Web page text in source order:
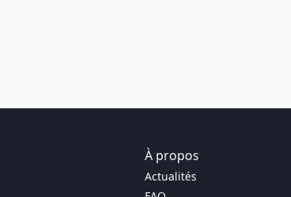
À propos
Actualités